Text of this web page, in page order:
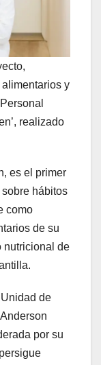
y
realizado
es el primer
hábitos
como
de su
nutricional de
de
por su